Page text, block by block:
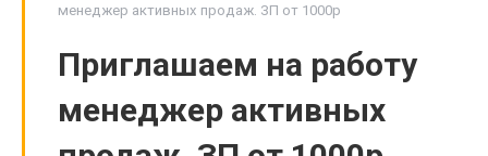
менеджер активных продаж. ЗП от 1000р
Приглашаем на работу
менеджер активных